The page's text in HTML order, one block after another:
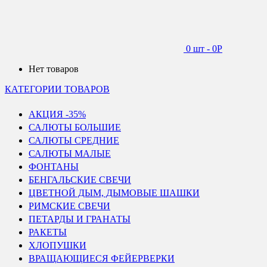
0 шт - 0Р
Нет товаров
КАТЕГОРИИ ТОВАРОВ
АКЦИЯ -35%
САЛЮТЫ БОЛЬШИЕ
САЛЮТЫ СРЕДНИЕ
САЛЮТЫ МАЛЫЕ
ФОНТАНЫ
БЕНГАЛЬСКИЕ СВЕЧИ
ЦВЕТНОЙ ДЫМ, ДЫМОВЫЕ ШАШКИ
РИМСКИЕ СВЕЧИ
ПЕТАРДЫ И ГРАНАТЫ
РАКЕТЫ
ХЛОПУШКИ
ВРАЩАЮЩИЕСЯ ФЕЙЕРВЕРКИ